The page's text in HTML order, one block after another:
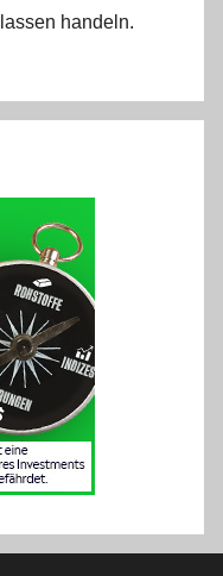
handeln.